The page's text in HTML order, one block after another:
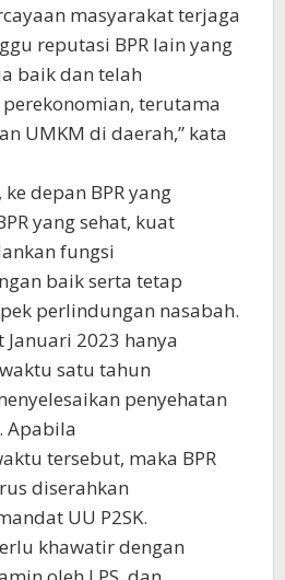
masyarakat terjaga
reputasi BPR lain yang
baik dan telah
terutama
UMKM di daerah,” kata
depan BPR yang
yang sehat, kuat
fungsi
baik serta tetap
perlindungan nasabah.
Januari 2023 hanya
satu tahun
penyehatan
Apabila
tersebut, maka BPR
diserahkan
UU P2SK.
khawatir dengan